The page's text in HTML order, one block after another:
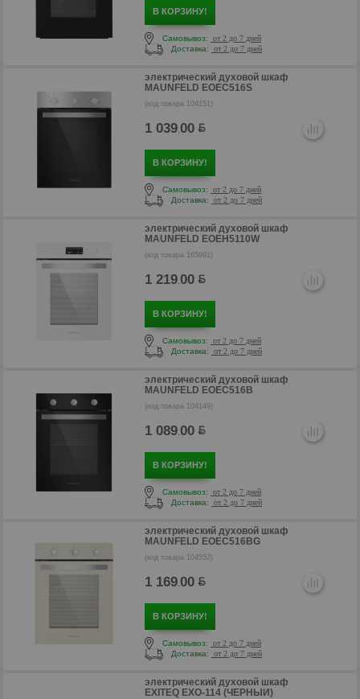
В КОРЗИНУ!
Самовывоз:
от 2 до 7 дней
Доставка:
от 2 до 7 дней
электрический духовой шкаф
MAUNFELD EOEC516S
(код товара 104151)
1 039.00
В КОРЗИНУ!
Самовывоз:
от 2 до 7 дней
Доставка:
от 2 до 7 дней
электрический духовой шкаф
MAUNFELD EOEH5110W
(код товара 165991)
1 219.00
В КОРЗИНУ!
Самовывоз:
от 2 до 7 дней
Доставка:
от 2 до 7 дней
электрический духовой шкаф
MAUNFELD EOEC516B
(код товара 104149)
1 089.00
В КОРЗИНУ!
Самовывоз:
от 2 до 7 дней
Доставка:
от 2 до 7 дней
электрический духовой шкаф
MAUNFELD EOEC516BG
(код товара 104552)
1 169.00
В КОРЗИНУ!
Самовывоз:
от 2 до 7 дней
Доставка:
от 2 до 7 дней
электрический духовой шкаф
EXITEQ EXO-114 (ЧЕРНЫЙ)